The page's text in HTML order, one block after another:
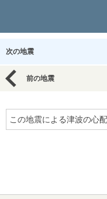
次の地震
前の地震
この地震による津波の心